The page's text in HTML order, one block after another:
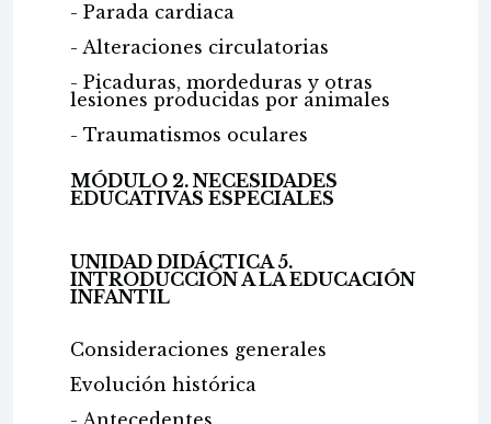
- Parada cardiaca
- Alteraciones circulatorias
- Picaduras, mordeduras y otras
lesiones producidas por animales
- Traumatismos oculares
MÓDULO 2. NECESIDADES
EDUCATIVAS ESPECIALES
UNIDAD DIDÁCTICA 5.
INTRODUCCIÓN A LA EDUCACIÓN
INFANTIL
Consideraciones generales
Evolución histórica